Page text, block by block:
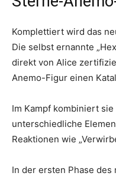
Komplettiert wird das
Die selbst ernannte
direkt von Alice
Anemo-Figur einen
Im Kampf kombiniert
unterschiedliche
Reaktionen wie
In der ersten Phase